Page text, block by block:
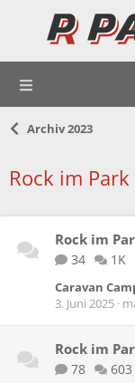
Archiv 2023
Rock im
Rock im
34 1K
Caravan
3. Juni 2025
Rock im
78 603